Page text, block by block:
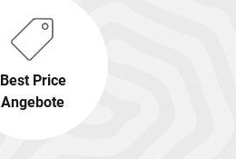
Best Price
Angebote